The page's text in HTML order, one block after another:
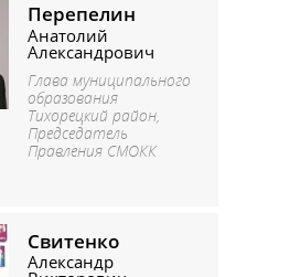
Перепелин
Анатолий
Александрович
Глава муниципального
образования
Тихорецкий район,
Председатель
Правления СМОКК
Свитенко
Александр